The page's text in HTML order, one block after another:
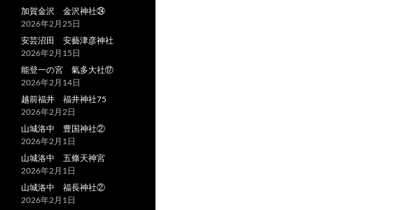
加賀金沢 金沢神社㉔
2026年2月25日
安芸沼田 安藝津彦神社
2026年2月15日
能登一の宮 氣多大社⑰
2026年2月14日
越前福井 福井神社75
2026年2月2日
山城洛中 豊国神社②
2026年2月1日
山城洛中 五條天神宮
2026年2月1日
山城洛中 福長神社②
2026年2月1日